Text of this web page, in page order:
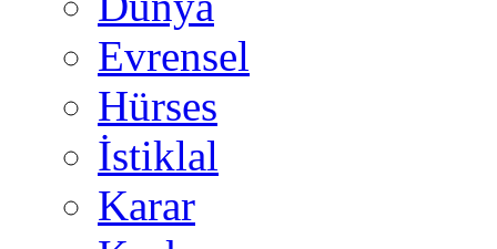
Evrensel
Hürses
İstiklal
Karar